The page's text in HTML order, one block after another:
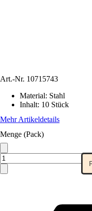
Art.-Nr. 10715743
Material: Stahl
Inhalt: 10 Stück
Mehr Artikeldetails
Menge (Pack)